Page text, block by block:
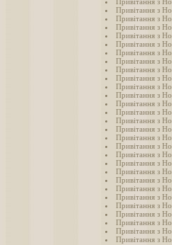
Привітання з
Привітання з
Привітання з
Привітання з
Привітання з
Привітання з
Привітання з
Привітання з
Привітання з
Привітання з
Привітання з
Привітання з
Привітання з
Привітання з
Привітання з
Привітання з
Привітання з
Привітання з
Привітання з
Привітання з
Привітання з
Привітання з
Привітання з
Привітання з
Привітання з
Привітання з
Привітання з
Привітання з